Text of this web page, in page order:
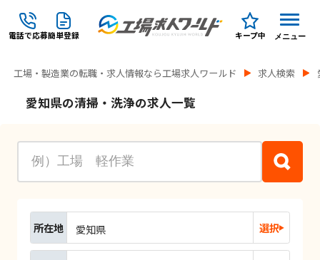
電話で応募簡単登録 キープ中 メニュー
工場・製造業の転職・求人情報なら工場求人ワールド 求人検索
愛知県の清掃・洗浄の求人一覧
所在地 愛知県 選択